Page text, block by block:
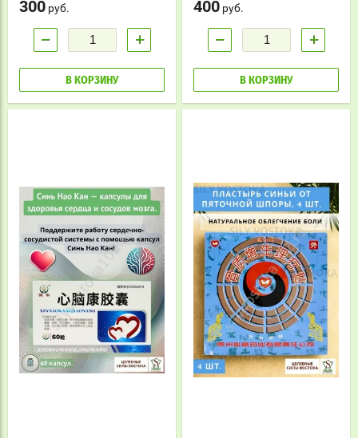
300 руб.
− +
В КОРЗИНУ
400 руб.
− +
В КОРЗИНУ